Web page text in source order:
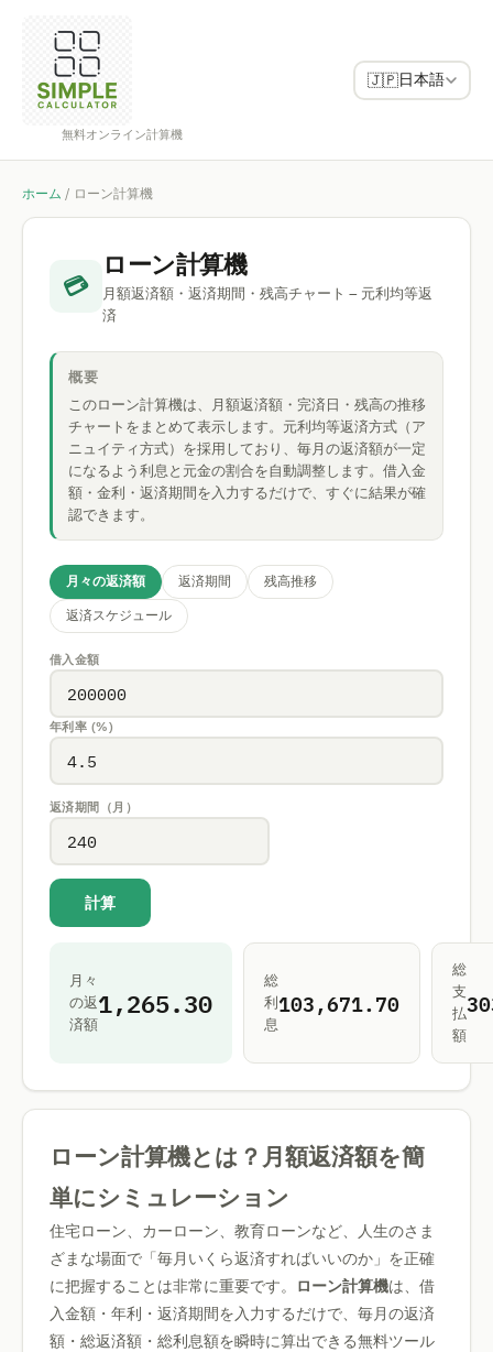
無料オンライン計算機
🇯🇵日本語
ホーム / ローン計算機
💳
ローン計算機
月額返済額・返済期間・残高チャート – 元利均等返
済
概要
このローン計算機は、月額返済額・完済日・残高の推移
チャートをまとめて表示します。元利均等返済方式（ア
ニュイティ方式）を採用しており、毎月の返済額が一定
になるよう利息と元金の割合を自動調整します。借入金
額・金利・返済期間を入力するだけで、すぐに結果が確
認できます。
月々の返済額 返済期間 残高推移
返済スケジュール
借入金額
年利率 (%)
返済期間（月）
計算
月々
の返
済額
1,265.30
総
利
息
103,671.70
総
支
払
額
ローン計算機とは？月額返済額を簡
単にシミュレーション
住宅ローン、カーローン、教育ローンなど、人生のさま
ざまな場面で「毎月いくら返済すればいいのか」を正確
に把握することは非常に重要です。
ローン計算機は、借
入金額・年利・返済期間を入力するだけで、毎月の返済
額・総返済額・総利息額を瞬時に算出できる無料ツール